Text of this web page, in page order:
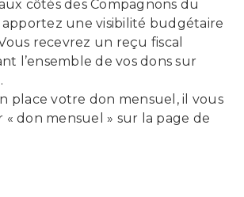
côtés des Compagnons du
apportez une visibilité budgétaire
recevrez un reçu fiscal
l’ensemble de vos dons sur
place votre don mensuel, il vous
« don mensuel » sur la page de